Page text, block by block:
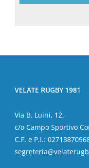
VELATE RUGBY 1981
Via B. Luini, 12,
c/o Campo Sportivo
C.F. e P.I.: